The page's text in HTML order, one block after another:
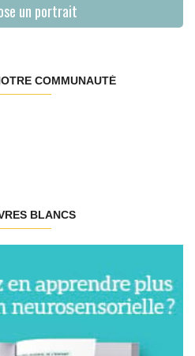
un portrait
COMMUNAUTÉ
BLANCS